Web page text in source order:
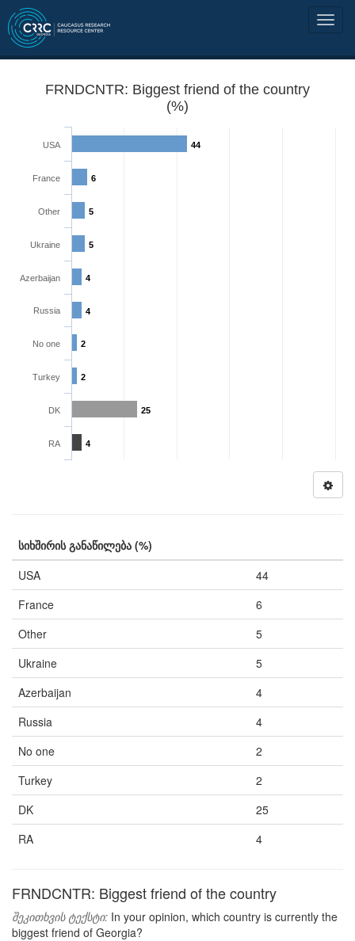
FRNDCNTR: Biggest friend of the country
(%)
44
6
5
5
4
4
2
2
25
4
USA
France
Other
Ukraine
Azerbaijan
Russia
No one
Turkey
DK
RA
სიხშირის განაწილება (%)
USA
44
France
6
Other
5
Ukraine
5
Azerbaijan
4
Russia
4
No one
2
Turkey
2
DK
25
RA
4
FRNDCNTR: Biggest friend of the country
შეკითხვის ტექსტი: In your opinion, which country is currently the
biggest friend of Georgia?